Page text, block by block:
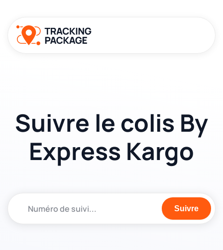
Suivre le colis By
Express Kargo
Suivre